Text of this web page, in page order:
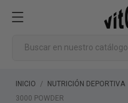
INICIO NUTRICIÓN DEPORTIVA
3000 POWDER